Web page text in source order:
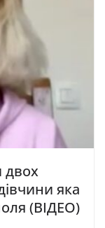
двох
яка
(ВІДЕО)